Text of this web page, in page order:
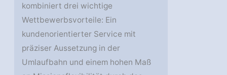
kombiniert drei wichtige
Wettbewerbsvorteile: Ein
kundenorientierter Service mit
präziser Aussetzung in der
Umlaufbahn und einem hohen Maß